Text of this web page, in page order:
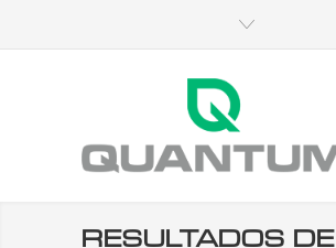
RESULTADOS DE